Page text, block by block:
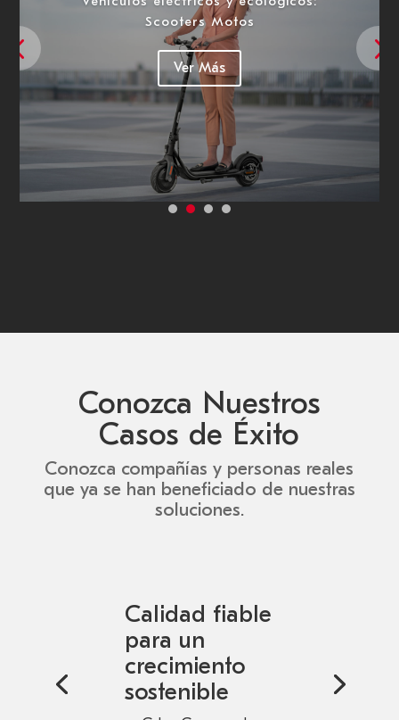
bajo y alto volumen marcas de primer
nivel mundial
Ver Más
Conozca Nuestros
Casos de Éxito
Conozca compañías y personas reales
que ya se han beneficiado de nuestras
soluciones.
Calidad fiable
para un
crecimiento
sostenible